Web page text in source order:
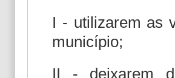
I - utilizarem as
município;
II - deixarem